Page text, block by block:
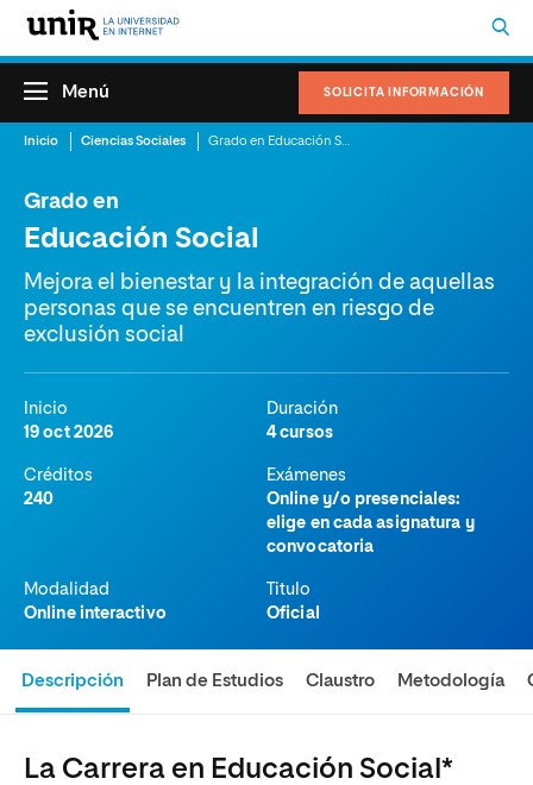
SOLICITA INFORMACIÓN
Menú
Inicio Ciencias Sociales
Grado en
Educación Social
Mejora el bienestar y la integración de aquellas
personas que se encuentren en riesgo de
exclusión social
Inicio
19 oct 2026
Duración
4 cursos
Créditos
240
Exámenes
Online y/o presenciales:
elige en cada asignatura y
convocatoria
Modalidad
Online interactivo
Titulo
Oficial
Descripción Plan de Estudios Claustro Metodología
La Carrera en Educación Social*